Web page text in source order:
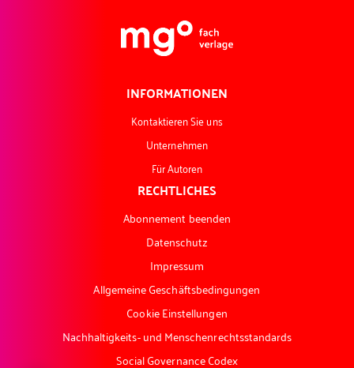
INFORMATIONEN
Kontaktieren Sie uns
Unternehmen
Für Autoren
RECHTLICHES
Abonnement beenden
Datenschutz
Impressum
Allgemeine Geschäftsbedingungen
Cookie Einstellungen
Nachhaltigkeits- und Menschenrechtsstandards
Social Governance Codex